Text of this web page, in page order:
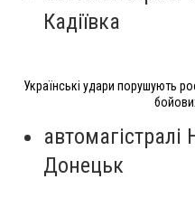
Кадіївка
Українські удари порушують
автомагістралі
Донецьк